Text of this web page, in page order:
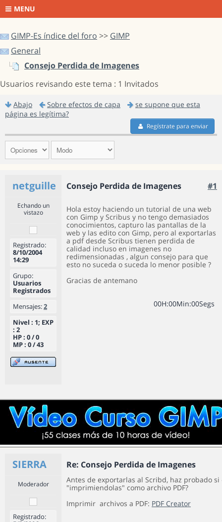
MENU
GIMP-Es índice del foro >> GIMP
General
Consejo Perdida de Imagenes
Usuarios revisando este tema : 1 Invitados
Abajo Sobre efectos de capa
se supone que esta
página es legítima?
Regístrate para enviar
netguille Consejo Perdida de Imagenes #1
Echando un
vistazo
Registrado:
8/10/2004
14:29
Grupo:
Usuarios
Registrados
Mensajes:2
Nivel : 1; EXP
: 2
HP : 0 / 0
MP : 0 / 43
Hola estoy haciendo un tutorial de una web
con Gimp y Scribus y no tengo demasiados
conocimientos, capturo las pantallas de la
web y las edito con Gimp, pero al exportarlas
a pdf desde Scribus tienen perdida de
calidad incluso en imagenes no
redimensionadas , algun consejo para que
esto no suceda o suceda lo menor posible ?
Gracias de antemano
00H:00Min:00Segs
SIERRA Re: Consejo Perdida de Imagenes
Moderador
Registrado:
Antes de exportarlas al Scribd, haz probado
"imprimiendolas" como archivo PDF?
Imprimir archivos a PDF: PDF Creator